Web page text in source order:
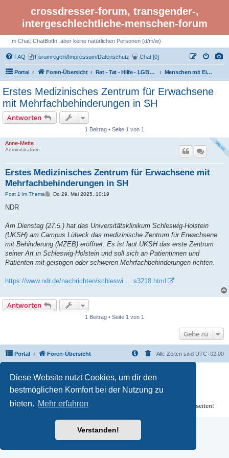
Diese Website nutzt Cookies, um dir den
bestmöglichen Komfort bei der Nutzung zu
bieten. Mehr erfahren
Verstanden!
crossdresser-forum, transgender-,
intergeschlechtliche-menschen-forum
Im Chat: ChatBotIn, aber keine natürlichen Personen (d/m/w)
FAQ Forumregeln/Impressum/Datenschutz Chat [0]
Portal Foren-Übersicht Rat - Tat - Hilfe - LGBTI Rights - Infos Menschen mit Einschränkungen und Behinderungen
Erstes Medizinisches Zentrum für Erwachsene
mit Mehrfachbehinderungen in SH
Antworten
1 Beitrag • Seite 1 von 1
Anne-Mette
Administratorin
Erstes Medizinisches Zentrum für Erwachsene mit
Mehrfachbehinderungen in SH
Post 1 im Thema
B
a
Do 29. Mai 2025, 10:19
NDR
Am Dienstag (27.5.) hat das Universitätsklinikum Schleswig-Holstein
(UKSH) am Campus Lübeck das medizinische Zentrum für Erwachsene
mit Behinderung (MZEB) eröffnet. Es ist laut UKSH das erste Zentrum
seiner Art in Schleswig-Holstein und soll sich an Patientinnen und
Patienten mit geistigen oder schweren Mehrfachbehinderungen richten.
https://www.ndr.de/nachrichten/schleswi ... s3218.html
Antworten
1 Beitrag • Seite 1 von 1
Gehe zu
Portal Foren-Übersicht Alle Zeiten sind UTC+02:00
Deutsche Übersetzung durchphpBB.de
Datenschutz| Nutzungsbedingungen
Datenschutzbestimmungen und weiteren Regeln der externen Webseiten!